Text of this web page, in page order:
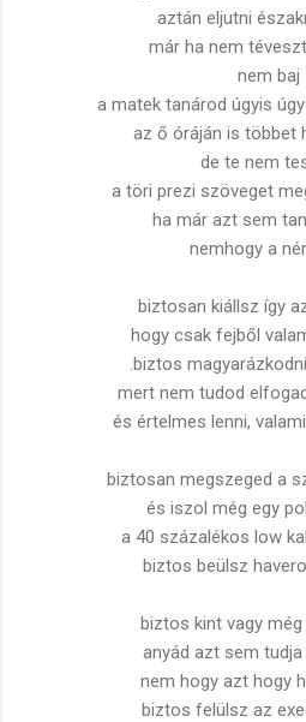
aztán eljutni
már ha nem
nem baj
a matek tanárod úgyis
az ő óráján is többet
de te nem
a töri prezi szöveget
ha már azt sem
nemhogy a
biztosan kiállsz így
hogy csak fejből
.biztos
mert nem tudod
és értelmes lenni,
biztosan megszeged a
és iszol még egy
a 40 százalékos low
biztos beülsz
biztos kint vagy
anyád azt sem
nem hogy azt hogy
biztos felülsz az